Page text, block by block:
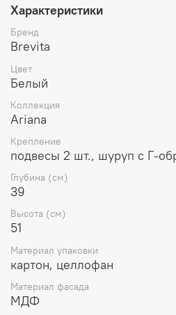
компактные размеры помогут
пространство. Вы будете
моментом, проведенным в
Характеристики
Бренд
Brevita
Цвет
Белый
Коллекция
Ariana
Крепление
подвесы 2 шт., шуруп с Г-
Глубина (см)
39
Высота (см)
51
Материал упаковки
картон, целлофан
Материал фасада
МДФ